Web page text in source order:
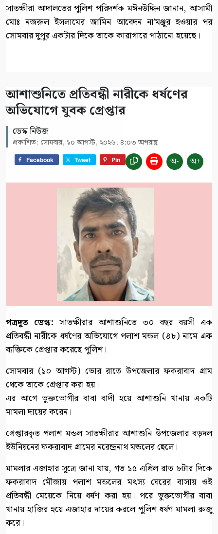
সাতক্ষীরা আদালতের পুলিশ পরিদর্শক মঈনউদ্দিন জানান, আসামী
মোঃ নজরুল ইসলামের জামিন আবেদন না’মঞ্জুর হওয়ার পর
সোমবার দুপুর একটার দিকে তাকে কারাগারে পাঠানো হয়েছে।
আশাশুনিতে প্রতিবন্ধী নারীকে ধর্ষণের
অভিযোগে যুবক গ্রেপ্তার
ডেস্ক নিউজ
প্রকাশিত: সোমবার, ১০ আগস্ট, ২০২৬, ৪:০৩ অপরাহ্ণ
Facebook Tweet Pin অ- অ+
পত্রদূত ডেস্ক: সাতক্ষীরার আশাশুনিতে ৩০ বছর বয়সী এক
প্রতিবন্ধী নারীকে ধর্ষণের অভিযোগে পলাশ মন্ডল (৪৮) নামে এক
ব্যক্তিকে গ্রেপ্তার করেছে পুলিশ।
সোমবার (১০ আগস্ট) ভোর রাতে উপজেলার ফকরাবাদ গ্রাম
থেকে তাকে গ্রেপ্তার করা হয়।
এর আগে ভুক্তভোগীর বাবা বাদী হয়ে আশাশুনি থানায় একটি
মামলা দায়ের করেন।
গ্রেপ্তারকৃত পলাশ মন্ডল সাতক্ষীরার আশাশুনি উপজেলার বড়দল
ইউনিয়নের ফকরাবাদ গ্রামের নরেন্দ্রনাথ মন্ডলের ছেলে।
মামলার এজাহার সূত্রে জানা যায়, গত ১৫ এপ্রিল রাত ৮টার দিকে
ফকরাবাদ মৌজায় পলাশ মন্ডলের মৎস্য ঘেরের বাসায় ওই
প্রতিবন্ধী মেয়েকে নিয়ে ধর্ষণ করা হয়। পরে ভুক্তভোগীর বাবা
থানায় হাজির হয়ে এজাহার দায়ের করলে পুলিশ ধর্ষণ মামলা রুজু
করে।